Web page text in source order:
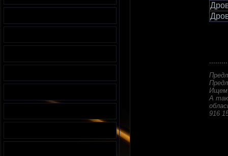
Ищем
А
916